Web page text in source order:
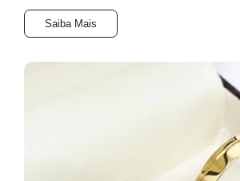
Saiba Mais